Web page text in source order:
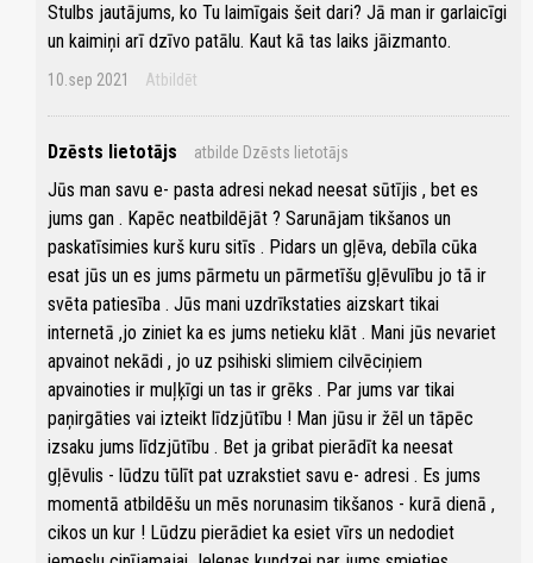
Stulbs jautājums, ko Tu laimīgais šeit dari? Jā man ir garlaicīgi
un kaimiņi arī dzīvo patālu. Kaut kā tas laiks jāizmanto.
10.sep 2021 Atbildēt
Dzēsts lietotājs atbilde Dzēsts lietotājs
Jūs man savu e- pasta adresi nekad neesat sūtījis , bet es
jums gan . Kapēc neatbildējāt ? Sarunājam tikšanos un
paskatīsimies kurš kuru sitīs . Pidars un gļēva, debīla cūka
esat jūs un es jums pārmetu un pārmetīšu gļēvulību jo tā ir
svēta patiesība . Jūs mani uzdrīkstaties aizskart tikai
internetā ,jo ziniet ka es jums netieku klāt . Mani jūs nevariet
apvainot nekādi , jo uz psihiski slimiem cilvēciņiem
apvainoties ir muļķīgi un tas ir grēks . Par jums var tikai
paņirgāties vai izteikt līdzjūtību ! Man jūsu ir žēl un tāpēc
izsaku jums līdzjūtību . Bet ja gribat pierādīt ka neesat
gļēvulis - lūdzu tūlīt pat uzrakstiet savu e- adresi . Es jums
momentā atbildēšu un mēs norunasim tikšanos - kurā dienā ,
cikos un kur ! Lūdzu pierādiet ka esiet vīrs un nedodiet